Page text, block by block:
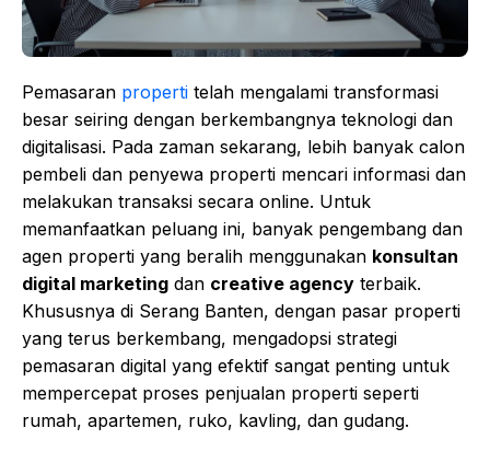
Pemasaran properti telah mengalami transformasi
besar seiring dengan berkembangnya teknologi dan
digitalisasi. Pada zaman sekarang, lebih banyak calon
pembeli dan penyewa properti mencari informasi dan
melakukan transaksi secara online. Untuk
memanfaatkan peluang ini, banyak pengembang dan
agen properti yang beralih menggunakan konsultan
digital marketing dan creative agency terbaik.
Khususnya di Serang Banten, dengan pasar properti
yang terus berkembang, mengadopsi strategi
pemasaran digital yang efektif sangat penting untuk
mempercepat proses penjualan properti seperti
rumah, apartemen, ruko, kavling, dan gudang.